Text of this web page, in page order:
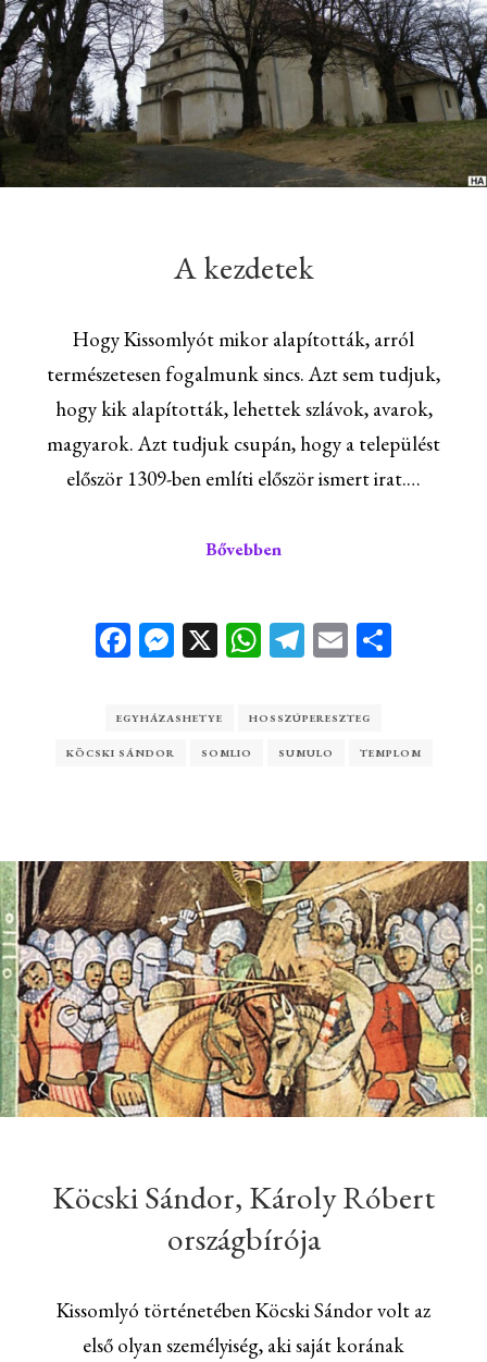
A kezdetek
Hogy Kissomlyót mikor alapították, arról
természetesen fogalmunk sincs. Azt sem tudjuk,
hogy kik alapították, lehettek szlávok, avarok,
magyarok. Azt tudjuk csupán, hogy a települést
először 1309-ben említi először ismert irat.…
Bővebben
Facebook
Messenger
X WhatsApp
Telegram
Email
EGYHÁZASHETYE HOSSZÚPERESZTEG
KÖCSKI SÁNDOR SOMLIO SUMULO TEMPLOM
Köcski Sándor, Károly Róbert
országbírója
Kissomlyó történetében Köcski Sándor volt az
első olyan személyiség, aki saját korának